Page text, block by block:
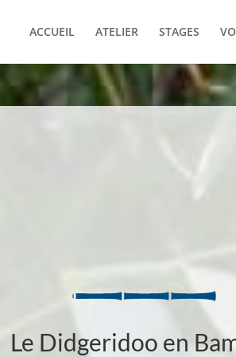
ACCUEIL ATELIER STAGES
Le Didgeridoo en